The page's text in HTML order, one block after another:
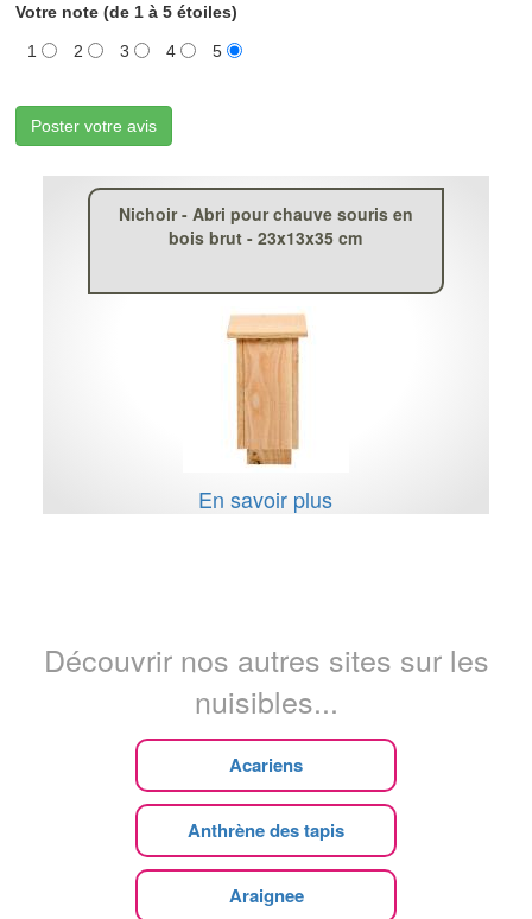
Votre note (de 1 à 5 étoiles)
1 2 3 4 5
Poster votre avis
Nichoir - Abri pour chauve souris en
bois brut - 23x13x35 cm
En savoir plus
Découvrir nos autres sites sur les
nuisibles...
Acariens
Anthrène des tapis
Araignee